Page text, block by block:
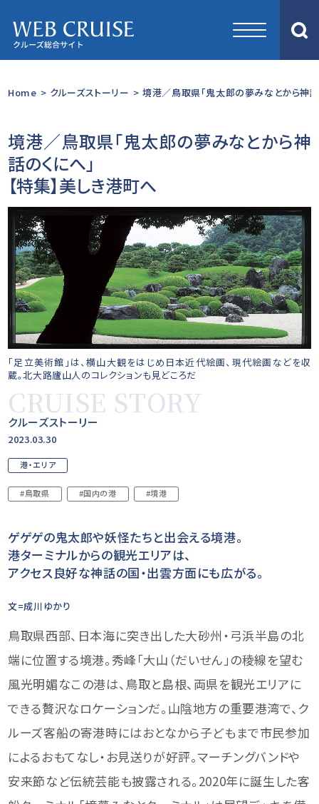
Home > クルーズストーリー > 境港／鳥取県「鬼太郎の夢みなとから神話
境港／鳥取県「鬼太郎の夢みなとから神
話のくにへ」
【特集】美しき港町へ
CRUISE STORY
クルーズストーリー
2023.03.30
港・エリア
#鳥取県 #国内の港 #境港
ゲゲゲの鬼太郎や妖怪たちと出会える境港。
港ターミナルからの観光エリアは、
アクセス良好な神話の国・出雲方面にも広がる。
文=成川ゆかり
「足立美術館」は、横山大観をはじめ日本近代絵画、現代絵画などを収
蔵。北大路廬山人のコレクションも見どころだ
鳥取県西部、日本海に突き出した大砂州・弓浜半島の北
端に位置する境港。秀峰「大山（だいせん」の稜線を望む
風光明媚なこの港は、鳥取と島根、両県を観光エリアに
できる贅沢なロケーションだ。山陰地方の重要港湾で、ク
ルーズ客船の寄港時にはおとなから子どもまで市民参加
によるおもてなし・お見送りが好評。マーチングバンドや
安来節など伝統芸能も披露される。2020年に誕生した客